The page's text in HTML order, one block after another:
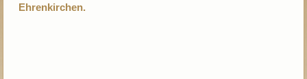
Ehrenkirchen.